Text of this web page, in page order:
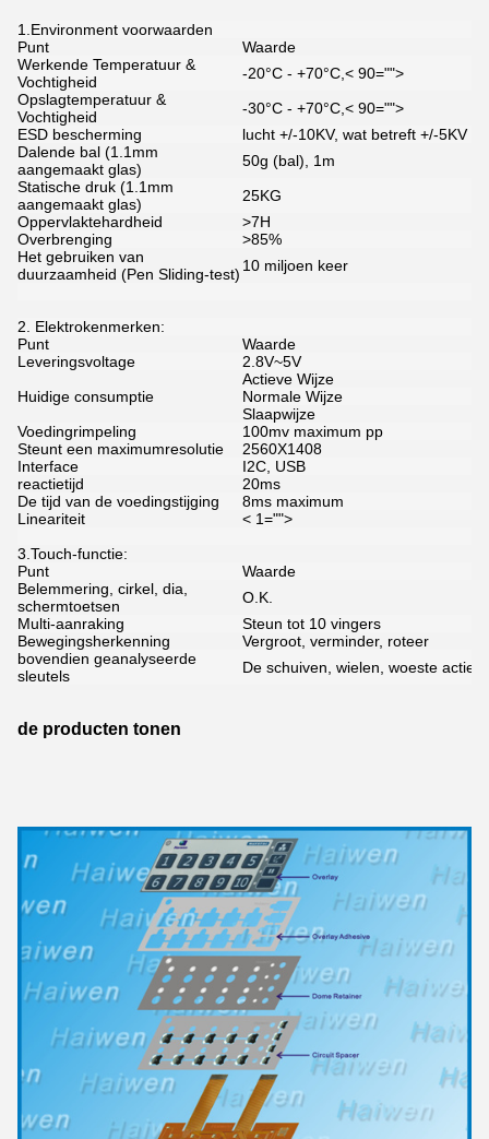
1.Environment voorwaarden
Punt
Waarde
Werkende Temperatuur &
Vochtigheid
-20°C - +70°C,< 90="">
Opslagtemperatuur &
Vochtigheid
-30°C - +70°C,< 90="">
ESD bescherming
lucht +/-10KV, wat betreft +/-5KV
Dalende bal (1.1mm
aangemaakt glas)
50g (bal), 1m
Statische druk (1.1mm
aangemaakt glas)
25KG
Oppervlaktehardheid
>7H
Overbrenging
>85%
Het gebruiken van
duurzaamheid (Pen Sliding-test) 10 miljoen keer
2. Elektrokenmerken:
Punt
Waarde
Leveringsvoltage
2.8V~5V
Huidige consumptie
Actieve Wijze
Normale Wijze
Slaapwijze
Voedingrimpeling
100mv maximum pp
Steunt een maximumresolutie
2560X1408
Interface
I2C, USB
reactietijd
20ms
De tijd van de voedingstijging
8ms maximum
Lineariteit
< 1="">
3.Touch-functie:
Punt
Waarde
Belemmering, cirkel, dia,
schermtoetsen
O.K.
Multi-aanraking
Steun tot 10 vingers
Bewegingsherkenning
Vergroot, verminder, roteer
bovendien geanalyseerde
sleutels
De schuiven, wielen, woeste actie,
de producten tonen